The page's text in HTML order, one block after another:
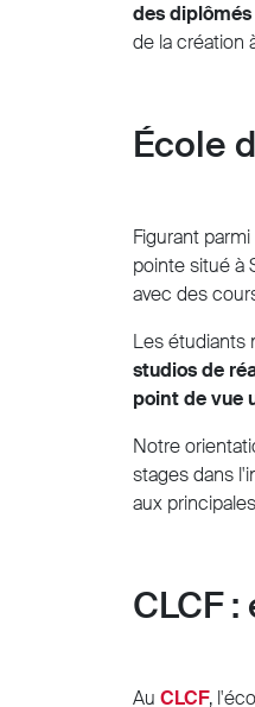
des
de la création
École
Figurant
pointe situé à
avec des
Les étudiants
studios de
point de vue
Notre
stages dans
aux
CLCF
Au CLCF,